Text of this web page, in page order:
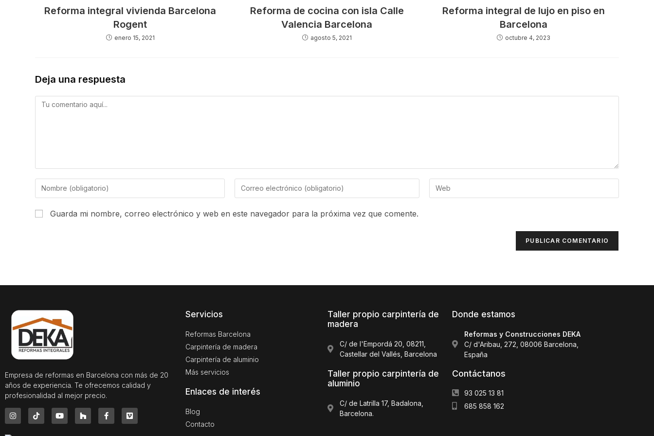
Reforma integral vivienda Barcelona
Rogent
enero 15, 2021
Reforma de cocina con isla Calle
Valencia Barcelona
agosto 5, 2021
Reforma integral de lujo en piso en
Barcelona
octubre 4, 2023
Deja una respuesta
Guarda mi nombre, correo electrónico y web en este navegador para la próxima vez que comente.
Empresa de reformas en Barcelona con más de 20
años de experiencia. Te ofrecemos calidad y
profesionalidad al mejor precio.
Servicios
Reformas Barcelona
Carpintería de madera
Carpintería de aluminio
Más servicios
Enlaces de interés
Blog
Contacto
Taller propio carpintería de
madera
C/ de l'Empordá 20, 08211,
Castellar del Vallés, Barcelona
Taller propio carpintería de
aluminio
C/ de Latrilla 17, Badalona,
Barcelona.
Donde estamos
Reformas y Construcciones DEKA
C/ d'Aribau, 272, 08006 Barcelona,
España
Contáctanos
93 025 13 81
685 858 162